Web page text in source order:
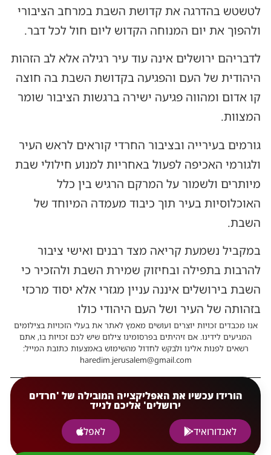
לטשטש בהדרגה את קדושת השבת במרחב הציבורי
ולהפוך את יום המנוחה הקדוש ליום חול לכל דבר.
לדבריהם ירושלים אינה עוד עיר רגילה אלא לב הזהות
היהודית של העם והפגיעה בקדושת השבת בה חוצה
קו אדום ומהווה פגיעה ישירה ברגשות הציבור שומר
המצוות.
גורמים בעירייה ובציבור החרדי קוראים לראש העיר
ולגורמי האכיפה לפעול באחריות למנוע חילולי שבת
מיותרים ולשמור על המרקם הרגיש בין כלל
האוכלוסיות בעיר תוך כיבוד מעמדה המיוחד של
השבת.
במקביל נשמעת קריאה מצד רבנים ואישי ציבור
להרבות בתפילה ובחיזוק שמירת השבת ולהזכיר כי
השבת בירושלים איננה עניין מגזרי אלא יסוד מרכזי
בזהותה של העיר ושל העם היהודי כולו
אנו מכבדים זכויות יוצרים ועושים מאמץ לאתר את בעלי הזכויות בצילומים
המגיעים לידינו. אם זיהיתים בפרסומינו צילום שיש לכם זכויות בו, אתם
רשאים לפנות אלינו ולבקש לחדול מהשימוש באמצעות כתובת המייל:
haredim.jerusalem@gmail.com
הורידו עכשיו את האפליקצייה המובילה של 'חרדים
ירושלים' אליכם לנייד
לאנדורואיד
לאפל